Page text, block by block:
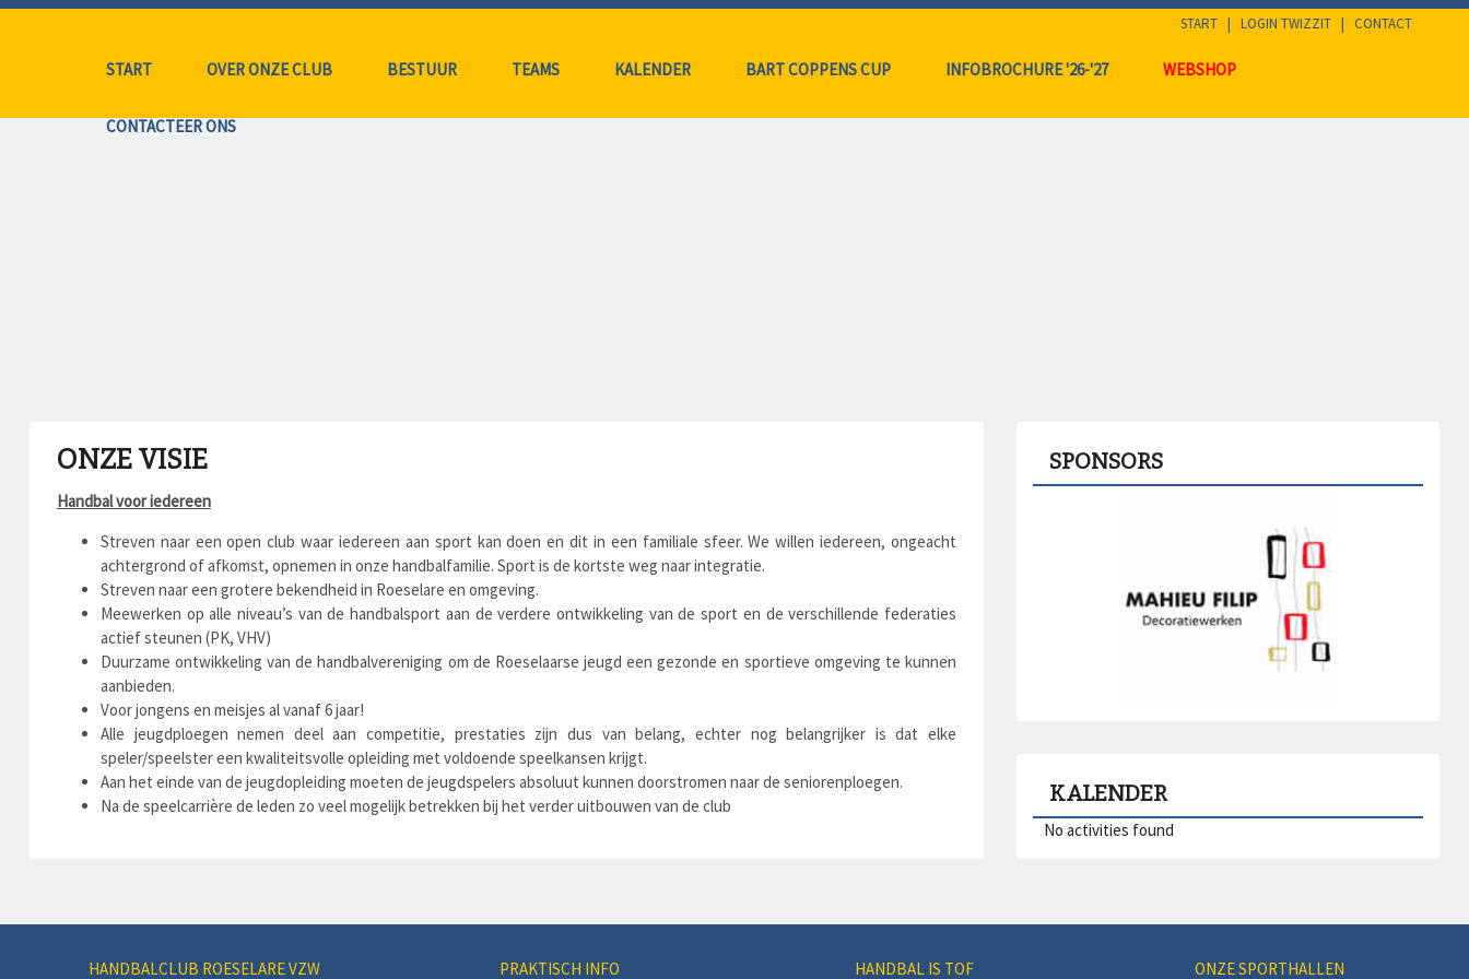
START | LOGIN TWIZZIT | CONTACT
START OVER ONZE CLUB BESTUUR TEAMS KALENDER BART COPPENS CUP INFOBROCHURE '26-'27 WEBSHOP
CONTACTEER ONS
ONZE VISIE
Handbal voor iedereen
Streven naar een open club waar iedereen aan sport kan doen en dit in een familiale sfeer. We willen iedereen, ongeacht
achtergrond of afkomst, opnemen in onze handbalfamilie. Sport is de kortste weg naar integratie.
Streven naar een grotere bekendheid in Roeselare en omgeving.
Meewerken op alle niveau’s van de handbalsport aan de verdere ontwikkeling van de sport en de verschillende federaties
actief steunen (PK, VHV)
Duurzame ontwikkeling van de handbalvereniging om de Roeselaarse jeugd een gezonde en sportieve omgeving te kunnen
aanbieden.
Voor jongens en meisjes al vanaf 6 jaar!
Alle jeugdploegen nemen deel aan competitie, prestaties zijn dus van belang, echter nog belangrijker is dat elke
speler/speelster een kwaliteitsvolle opleiding met voldoende speelkansen krijgt.
Aan het einde van de jeugdopleiding moeten de jeugdspelers absoluut kunnen doorstromen naar de seniorenploegen.
Na de speelcarrière de leden zo veel mogelijk betrekken bij het verder uitbouwen van de club
SPONSORS
KALENDER
No activities found
HANDBALCLUB ROESELARE VZW PRAKTISCH INFO HANDBAL IS TOF ONZE SPORTHALLEN